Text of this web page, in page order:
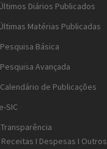
Últimos Diários Publicados
Últimas Matérias Publicadas
Pesquisa Básica
Pesquisa Avançada
Calendário de Publicações
e-SIC
Transparência
Receitas I Despesas I Outros